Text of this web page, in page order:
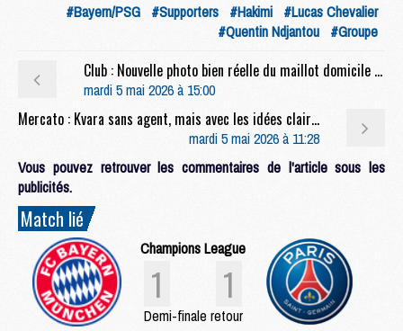
#Bayern/PSG #Supporters #Hakimi #Lucas Chevalier
#Quentin Ndjantou #Groupe
Club : Nouvelle photo bien réelle du maillot domicile 2026/27 du PSG
mardi 5 mai 2026 à 15:00
Mercato : Kvara sans agent, mais avec les idées claires
mardi 5 mai 2026 à 11:28
Vous pouvez retrouver les commentaires de l'article sous les
publicités.
Match lié
Champions League
1 1
Demi-finale retour